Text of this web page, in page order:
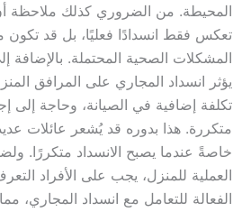
المحيطة. من الضروري كذلك ملاحظة أن
تعكس فقط انسدادًا فعليًا، بل قد
المشكلات الصحية المحتملة. بالإضافة
يؤثر انسداد المجاري على المرافق
تكلفة إضافية في الصيانة، وحاجة إلى
متكررة. هذا بدوره قد يُشعر عائلات
خاصةً عندما يصبح الانسداد متكررًا.
العملية للمنزل، يجب على الأفراد
الفعالة للتعامل مع انسداد المجاري،